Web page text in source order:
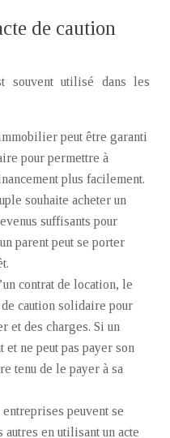
de caution
souvent utilisé dans les
peut être garanti
pour permettre à
plus facilement.
souhaite acheter un
suffisants pour
parent peut se porter
contrat de location, le
caution solidaire pour
et des charges. Si un
et ne peut pas payer son
tenu de le payer à sa
peuvent se
en utilisant un acte